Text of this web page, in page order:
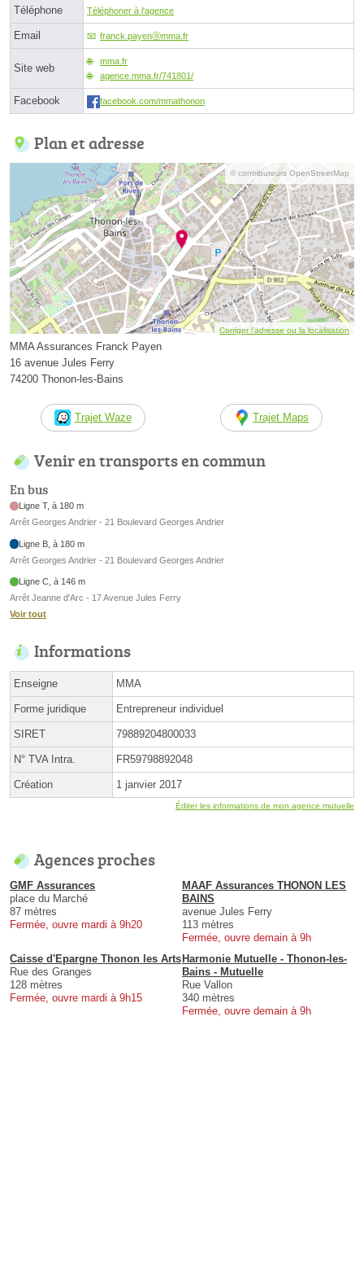
Téléphone Téléphoner à l'agence
Email franck.payenⓐmma.fr
Site web
mma.fr
agence.mma.fr/741801/
Facebook facebook.com/mmathonon
Plan et adresse
© contributeurs OpenStreetMap
Corriger l’adresse ou la localisation
MMA Assurances Franck Payen
16 avenue Jules Ferry
74200 Thonon-les-Bains
Trajet Waze Trajet Maps
Venir en transports en commun
En bus
Ligne T, à 180 m
Arrêt Georges Andrier - 21 Boulevard Georges Andrier
Ligne B, à 180 m
Arrêt Georges Andrier - 21 Boulevard Georges Andrier
Ligne C, à 146 m
Arrêt Jeanne d'Arc - 17 Avenue Jules Ferry
Voir tout
Informations
Enseigne MMA
Forme juridique Entrepreneur individuel
SIRET 79889204800033
N° TVA Intra. FR59798892048
Création 1 janvier 2017
Éditer les informations de mon agence mutuelle
Agences proches
GMF Assurances
place du Marché
87 mètres
Fermée, ouvre mardi à 9h20
MAAF Assurances THONON LES
BAINS
avenue Jules Ferry
113 mètres
Fermée, ouvre demain à 9h
Caisse d'Epargne Thonon les Arts
Rue des Granges
128 mètres
Fermée, ouvre mardi à 9h15
Harmonie Mutuelle - Thonon-les-
Bains - Mutuelle
Rue Vallon
340 mètres
Fermée, ouvre demain à 9h